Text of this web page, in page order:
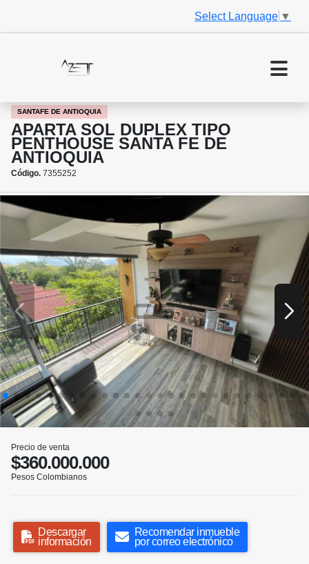
Select Language ▼
SANTAFE DE ANTIOQUIA
APARTA SOL DUPLEX TIPO
PENTHOUSE SANTA FE DE
ANTIOQUIA
Código. 7355252
Precio de venta
$360.000.000
Pesos Colombianos
Descargar
información
Recomendar inmueble
por correo electrónico